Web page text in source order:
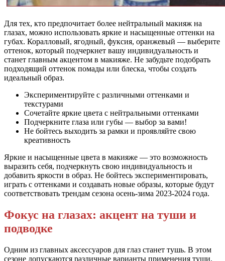
Для тех, кто предпочитает более нейтральный макияж на
глазах, можно использовать яркие и насыщенные оттенки на
губах. Коралловый, ягодный, фуксия, оранжевый — выберите
оттенок, который подчеркнет вашу индивидуальность и
станет главным акцентом в макияже. Не забудьте подобрать
подходящий оттенок помады или блеска, чтобы создать
идеальный образ.
Экспериментируйте с различными оттенками и
текстурами
Сочетайте яркие цвета с нейтральными оттенками
Подчеркните глаза или губы — выбор за вами!
Не бойтесь выходить за рамки и проявляйте свою
креативность
Яркие и насыщенные цвета в макияже — это возможность
выразить себя, подчеркнуть свою индивидуальность и
добавить яркости в образ. Не бойтесь экспериментировать,
играть с оттенками и создавать новые образы, которые будут
соответствовать трендам сезона осень-зима 2023-2024 года.
Фокус на глазах: акцент на туши и
подводке
Одним из главных аксессуаров для глаз станет тушь. В этом
сезоне допускаются различные варианты применения туши,